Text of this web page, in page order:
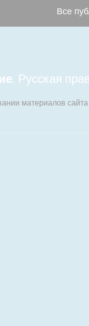
Все
. Русская
материалов